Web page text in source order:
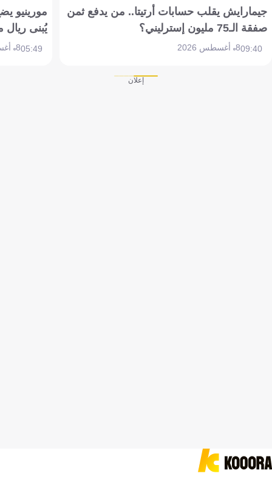
جيمارايش يقلب حسابات أرتيتا.. من يدفع ثمن
صفقة الـ75 مليون إسترليني؟
09:408 أغسطس 2026
مورينيو
يُبنى ريال
05:498 أغسطس 2026
إعلان